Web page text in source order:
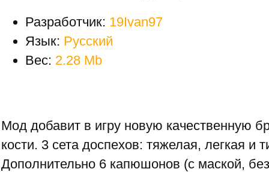
Разработчик: 19Ivan97
Язык: Русский
Вес: 2.28 Mb
Мод добавит в игру новую качественную
кости. 3 сета доспехов: тяжелая, легкая и
Дополнительно 6 капюшонов (с маской,